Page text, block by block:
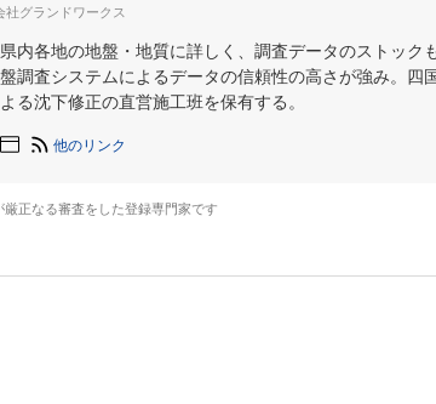
社グランドワークス
内各地の地盤・地質に詳しく、調査データのストック
調査システムによるデータの信頼性の高さが強み。四
る沈下修正の直営施工班を保有する。
他のリンク
正なる審査をした登録専門家です